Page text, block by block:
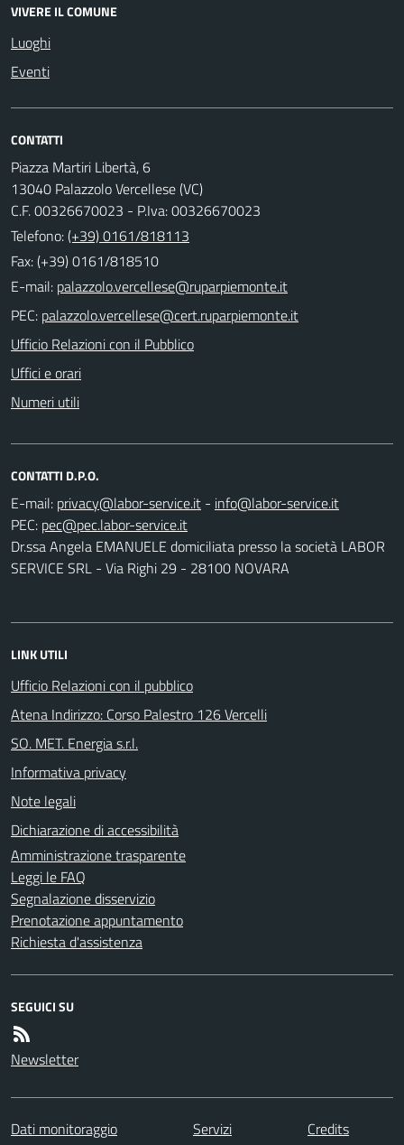
VIVERE IL COMUNE
Luoghi
Eventi
CONTATTI
Piazza Martiri Libertà, 6
13040 Palazzolo Vercellese (VC)
C.F. 00326670023 - P.Iva: 00326670023
Telefono:(+39) 0161/818113
Fax: (+39) 0161/818510
E-mail:
PEC:
Ufficio Relazioni con il Pubblico
Uffici e orari
Numeri utili
CONTATTI D.P.O.
E-mail:
-
PEC:
Dr.ssa Angela EMANUELE domiciliata presso la società LABOR
SERVICE SRL - Via Righi 29 - 28100 NOVARA
LINK UTILI
Ufficio Relazioni con il pubblico
Atena Indirizzo: Corso Palestro 126 Vercelli
SO. MET. Energia s.r.l.
Informativa privacy
Note legali
Dichiarazione di accessibilità
Amministrazione trasparente
Leggi le FAQ
Segnalazione disservizio
Prenotazione appuntamento
Richiesta d'assistenza
SEGUICI SU
Newsletter
Dati monitoraggio Servizi
Credits